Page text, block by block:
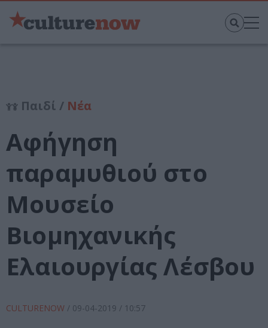
Παιδί / Νέα
Αφήγηση
παραμυθιού στο
Μουσείο
Βιομηχανικής
Ελαιουργίας Λέσβου
CULTURENOW / 09-04-2019 / 10:57